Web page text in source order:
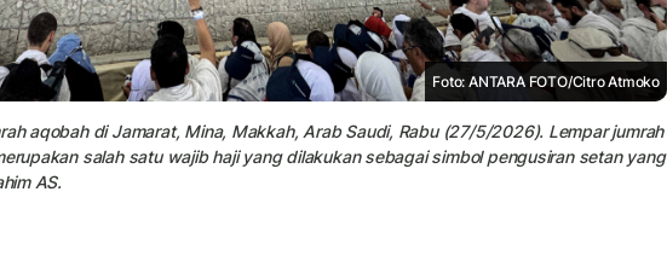
Foto: ANTARA FOTO/Citro Atmoko
aqobah di Jamarat, Mina, Makkah, Arab Saudi, Rabu (27/5/2026). Lempar jumrah
salah satu wajib haji yang dilakukan sebagai simbol pengusiran setan yang
AS.